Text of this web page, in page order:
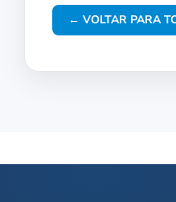
← VOLTAR PARA